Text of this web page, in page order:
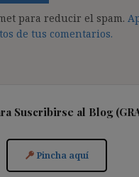
para reducir el spam.
de tus comentarios.
Suscribirse al Blog
Pincha aquí